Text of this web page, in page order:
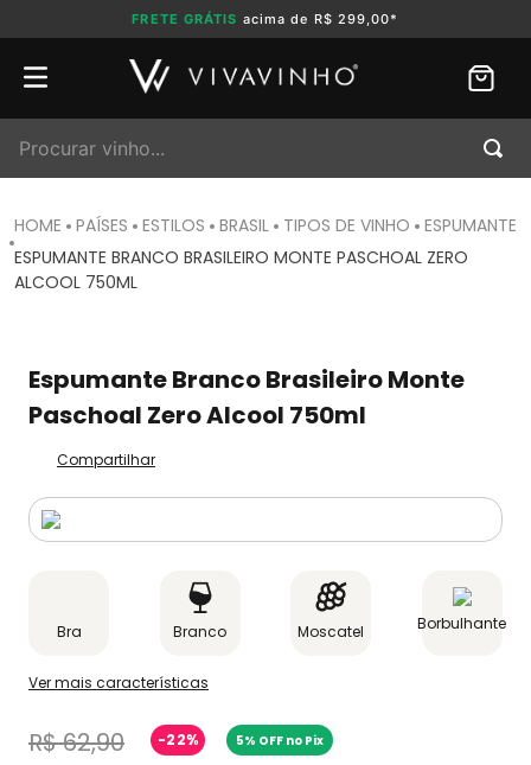
FRETE GRÁTIS acima de R$ 299,00*
PAÍSES ESTILOS BRASIL TIPOS DE VINHO
ESPUMANTE
ESPUMANTE BRANCO BRASILEIRO MONTE PASCHOAL ZERO
ALCOOL 750ML
Espumante Branco Brasileiro Monte
Paschoal Zero Alcool 750ml
Compartilhar
Bra Branco Moscatel Borbulhante
Ver mais características
R$62,90 -22% 5% OFF no Pix